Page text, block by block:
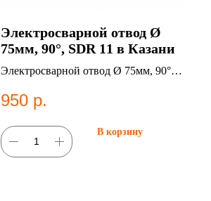
Электросварной отвод Ø
75мм, 90°, SDR 11 в Казани
Электросварной отвод Ø 75мм, 90°,
фитинги;Отводы.
950 р.
В корзину